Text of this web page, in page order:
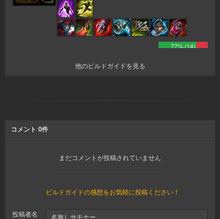
77% (14)
他のビルドガイドを見る
コメント 0件
まだコメントが投稿されていません
ビルドガイドの感想をお気軽に投稿ください！
投稿者名